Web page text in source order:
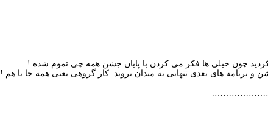
چون خیلی ها فکر می کردن با پایان جشن همه چی تموم شده !
های بعدی تنهایی به میدان بروید .کار گروهی یعنی همه جا با هم !